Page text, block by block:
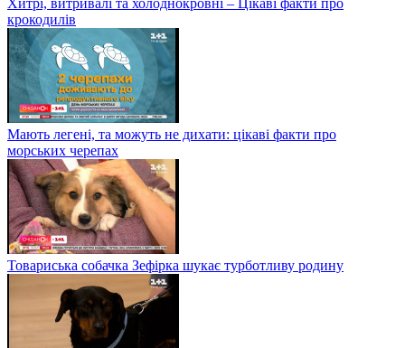
крокодилів
Мають легені, та можуть не дихати: цікаві факти про
морських черепах
Товариська собачка Зефірка шукає турботливу родину